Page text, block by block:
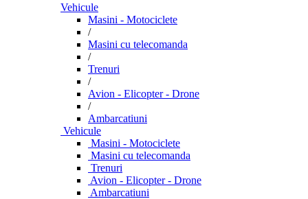
Vehicule
Masini - Motociclete
/
Masini cu telecomanda
/
Trenuri
/
Avion - Elicopter - Drone
/
Ambarcatiuni
Vehicule
Masini - Motociclete
Masini cu telecomanda
Trenuri
Avion - Elicopter - Drone
Ambarcatiuni